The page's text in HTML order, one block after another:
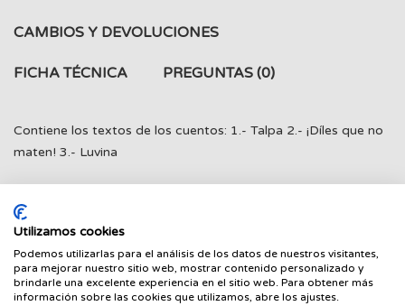
CAMBIOS Y DEVOLUCIONES
FICHA TÉCNICA PREGUNTAS (0)
Contiene los textos de los cuentos: 1.- Talpa 2.- ¡Díles que no
maten! 3.- Luvina
PRODUCTOS RELACIONADOS
‹ ›
Utilizamos cookies
Podemos utilizarlas para el análisis de los datos de nuestros visitantes,
para mejorar nuestro sitio web, mostrar contenido personalizado y
brindarle una excelente experiencia en el sitio web. Para obtener más
información sobre las cookies que utilizamos, abre los ajustes.